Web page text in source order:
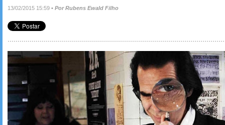
13/02/2015 15:59 • Por Rubens Ewald Filho